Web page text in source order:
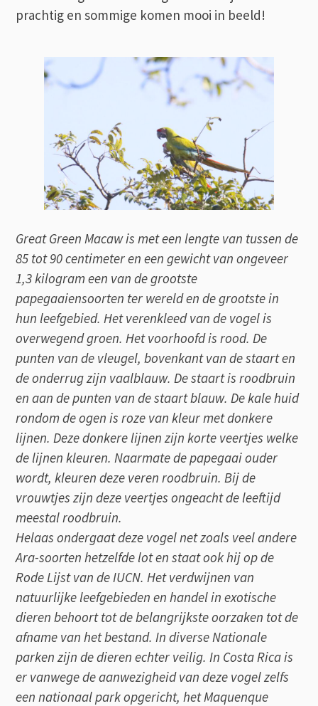
prachtig en sommige komen mooi in beeld!
Great Green Macaw is met een lengte van tussen de
85 tot 90 centimeter en een gewicht van ongeveer
1,3 kilogram een van de grootste
papegaaiensoorten ter wereld en de grootste in
hun leefgebied. Het verenkleed van de vogel is
overwegend groen. Het voorhoofd is rood. De
punten van de vleugel, bovenkant van de staart en
de onderrug zijn vaalblauw. De staart is roodbruin
en aan de punten van de staart blauw. De kale huid
rondom de ogen is roze van kleur met donkere
lijnen. Deze donkere lijnen zijn korte veertjes welke
de lijnen kleuren. Naarmate de papegaai ouder
wordt, kleuren deze veren roodbruin. Bij de
vrouwtjes zijn deze veertjes ongeacht de leeftijd
meestal roodbruin.
Helaas ondergaat deze vogel net zoals veel andere
Ara-soorten hetzelfde lot en staat ook hij op de
Rode Lijst van de IUCN. Het verdwijnen van
natuurlijke leefgebieden en handel in exotische
dieren behoort tot de belangrijkste oorzaken tot de
afname van het bestand. In diverse Nationale
parken zijn de dieren echter veilig. In Costa Rica is
er vanwege de aanwezigheid van deze vogel zelfs
een nationaal park opgericht, het Maquenque